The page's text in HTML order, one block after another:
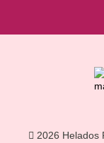
2026 Helados